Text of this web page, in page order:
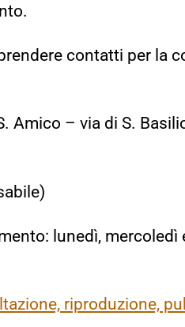
contatti per la
Amico – via di S.
lunedì, mercoledì
riproduzione,